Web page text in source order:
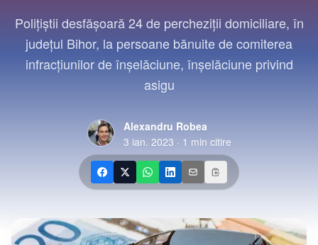
Polițiștii desfășoară 24 de percheziții domiciliare, în
județul Bihor, la persoane bănuite de comiterea
infracțiunilor de înșelăciune, înșelăciune privind
asigu
Alexandru Robea
3 ian. 2023 · 1 min citire